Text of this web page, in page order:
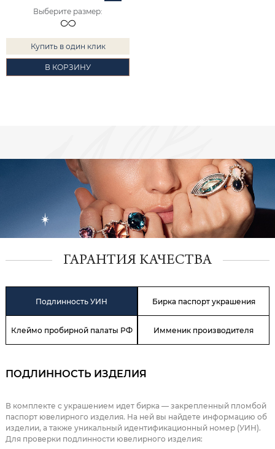
Выберите размер:
Купить в один клик
В КОРЗИНУ
ГАРАНТИЯ КАЧЕСТВА
Подлинность УИН Бирка паспорт украшения
Клеймо пробирной палаты РФ Имменик производителя
ПОДЛИННОСТЬ ИЗДЕЛИЯ
В комплекте с украшением идет бирка — закрепленный пломбой
паспорт ювелирного изделия. На ней вы найдете информацию об
изделии, а также уникальный идентификационный номер (УИН).
Для проверки подлинности ювелирного изделия: